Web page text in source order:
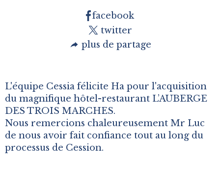
facebook
twitter
plus de partage
L'équipe Cessia félicite Ha pour l'acquisition
du magnifique hôtel-restaurant L’AUBERGE
DES TROIS MARCHES.
Nous remercions chaleureusement Mr Luc
de nous avoir fait confiance tout au long du
processus de Cession.